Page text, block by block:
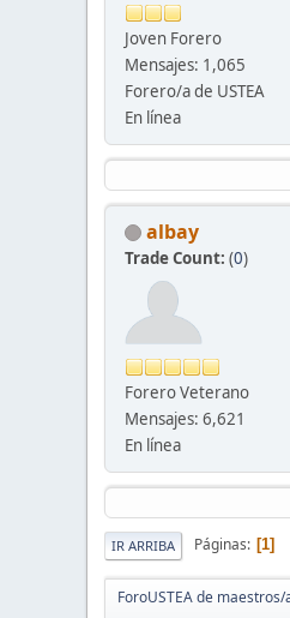
Joven Forero
Mensajes: 1,065
Forero/a de USTEA
En línea
albay
Trade Count: (0)
Forero Veterano
Mensajes: 6,621
En línea
IR ARRIBA Páginas 1
ForoUSTEA de